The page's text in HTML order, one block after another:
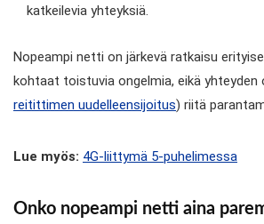
katkeilevia yhteyksiä.
Nopeampi netti on järkevä ratkaisu
kohtaat toistuvia ongelmia, eikä yhteyden
reitittimen uudelleensijoitus) riitä
Lue myös: 4G-liittymä 5-puhelimessa
Onko nopeampi netti aina